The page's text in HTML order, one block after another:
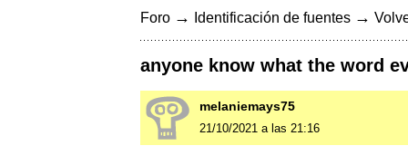
Foro → Identificación de fuentes →
anyone know what the word
melaniemays75
21/10/2021 a las 21:16